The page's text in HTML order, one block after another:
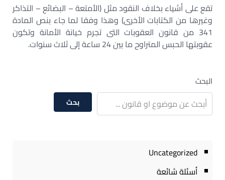
تقع على أشياء بخلاف النقود مثل (الأمتعة – البضائع – التذاكر
وغيرها من الكتابات الأخرى) وهذا وفقا لما جاء بنص المادة
341 من قانون العقوبات التى تجرم خيانة الأمانة وتكون
عقوبتها الحبس المتراوح ما بين 24 ساعة إلى ثلاث سنوات.
البحث
بحث
Uncategorized
أسئلة شائعة